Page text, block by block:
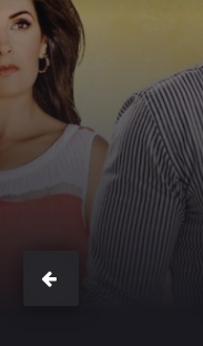
REBELDE
Rebelde: En Español
FILMES
Alfonso Herrera
Christian Chávez